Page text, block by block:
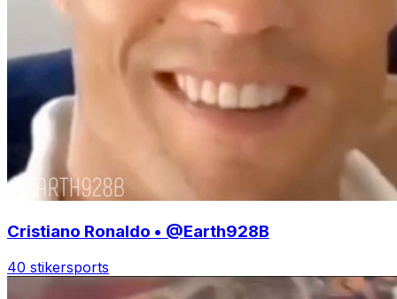
Cristiano Ronaldo • @Earth928B
40 stikersports